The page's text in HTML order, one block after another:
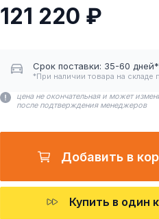
121 220 ₽
Срок поставки: 35-60 дней*
*При наличии товара на складе
цена не окончательная и может
после подтверждения менеджеров
Добавить в
Купить в один